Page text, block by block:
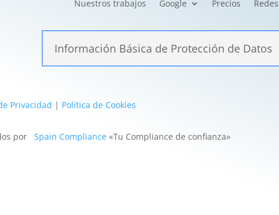
Nuestros trabajos
Google Precios
Información Básica de Protección de Datos
Privacidad | Política de Cookies
porSpain Compliance «Tu Compliance de confianza»